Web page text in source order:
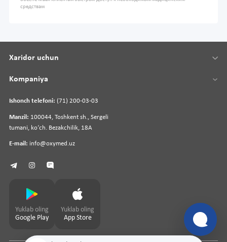
средствам
Ishonch telefoni: (71) 200-03-03
Manzil: 100044, Toshkent sh., Sergeli
tumani, koʻch. Bezakchilik, 18A
E-mail: info@oxymed.uz
Xaridor uchun
Kompaniya
Yuklab oling
Google Play
Yuklab oling
App Store